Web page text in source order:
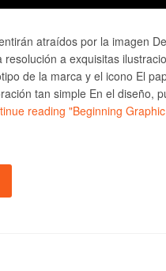
atraídos por la imagen
resolución a exquisitas
de la marca y el icono El
tan simple En el diseño,
reading "Beginning